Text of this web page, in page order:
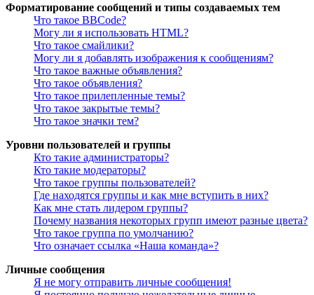
Форматирование сообщений и типы создаваемых тем
Что такое BBCode?
Могу ли я использовать HTML?
Что такое смайлики?
Могу ли я добавлять изображения к сообщениям?
Что такое важные объявления?
Что такое объявления?
Что такое прилепленные темы?
Что такое закрытые темы?
Что такое значки тем?
Уровни пользователей и группы
Кто такие администраторы?
Кто такие модераторы?
Что такое группы пользователей?
Где находятся группы и как мне вступить в них?
Как мне стать лидером группы?
Почему названия некоторых групп имеют разные цвета?
Что такое группа по умолчанию?
Что означает ссылка «Наша команда»?
Личные сообщения
Я не могу отправить личные сообщения!